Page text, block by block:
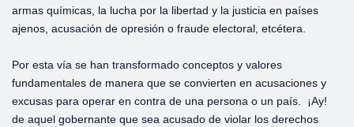
armas químicas, la lucha por la libertad y la justicia en países
ajenos, acusación de opresión o fraude electoral, etcétera.
Por esta vía se han transformado conceptos y valores
fundamentales de manera que se convierten en acusaciones y
excusas para operar en contra de una persona o un país. ¡Ay!
de aquel gobernante que sea acusado de violar los derechos